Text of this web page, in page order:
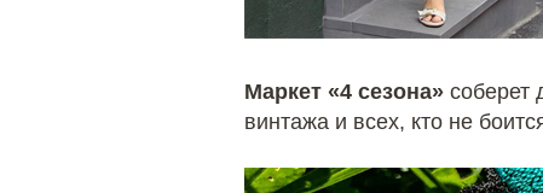
Маркет «4 сезона» соберет
винтажа и всех, кто не